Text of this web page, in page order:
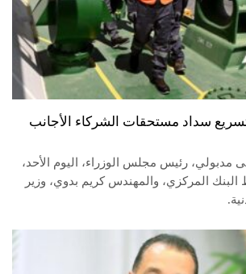
سداد مستحقات الشركاء الأجانب
مدبولي، رئيس مجلس الوزراء، اليوم الأحد،
المركزي، والمهندس كريم بدوي، وزير